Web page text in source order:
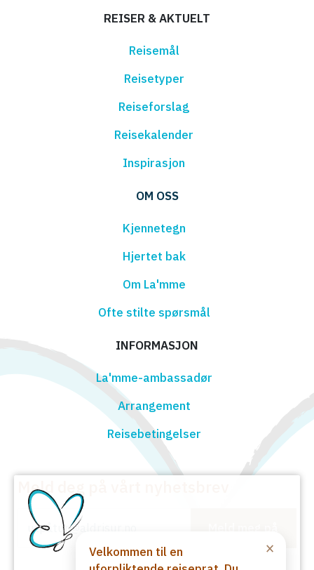
Meld deg på vårt nyhetsbrev
REISER & AKTUELT
Reisemål
Reisetyper
Reiseforslag
Reisekalender
Inspirasjon
OM OSS
Kjennetegn
Hjertet bak
Om La'mme
Ofte stilte spørsmål
INFORMASJON
La'mme-ambassadør
Arrangement
Reisebetingelser
×
Velkommen til en